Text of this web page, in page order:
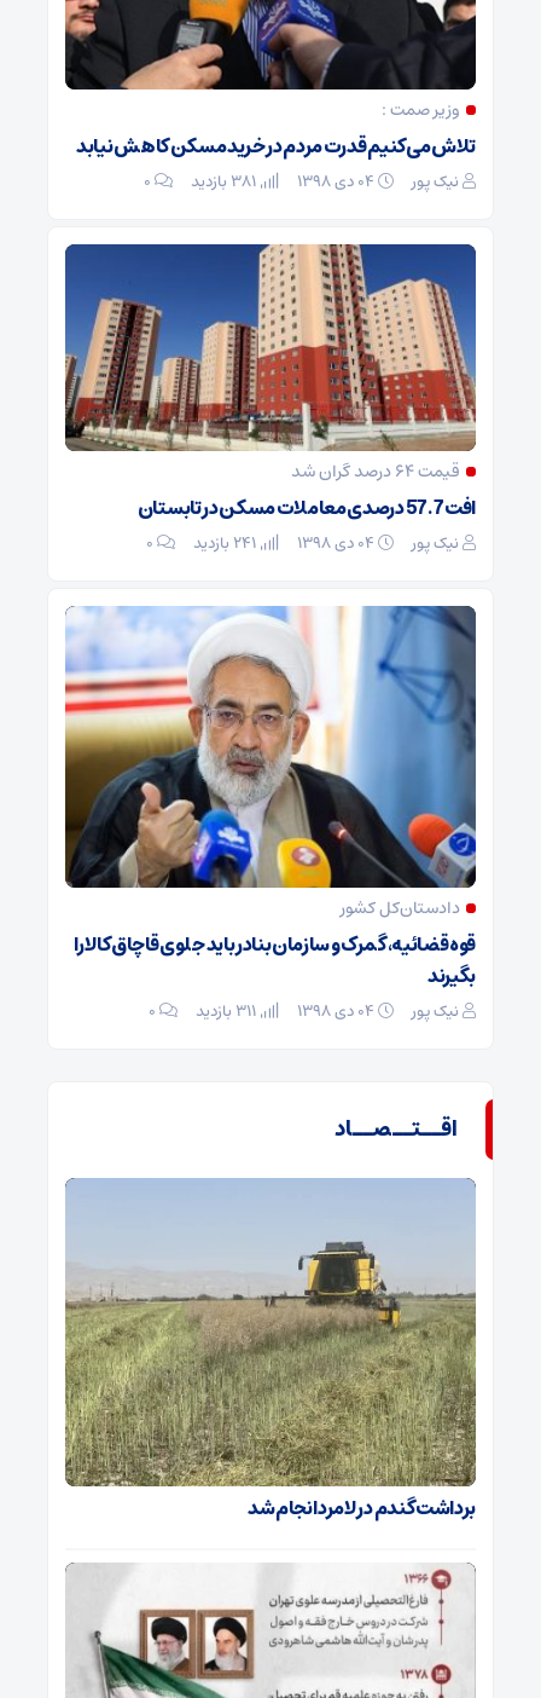
وزیر صمت :
تلاش می‌کنیم قدرت مردم در خرید مسکن کاهش نیابد
نیک پور ۰
قیمت‌ 64 درصد گران شد
افت 57.7 درصدی معاملات مسکن در تابستان
نیک پور ۰
دادستان‌کل کشور
قوه قضائیه، گمرک و سازمان بنادر باید جلوی قاچاق کالا را
بگیرند
نیک پور ۰
اقــتــصــاد
برداشت گندم در لامرد انجام شد